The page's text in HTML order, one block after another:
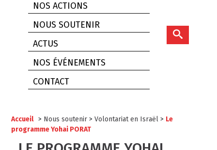
NOS ACTIONS
NOUS SOUTENIR
ACTUS
NOS ÉVÉNEMENTS
CONTACT
Accueil > Nous soutenir> Volontariat en Israël> Le
programme Yohai PORAT